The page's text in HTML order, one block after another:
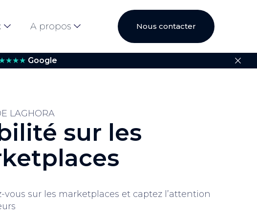
A propos Nous contacter
Google
LAGHORA
sur les
vous sur les marketplaces et captez l’attention